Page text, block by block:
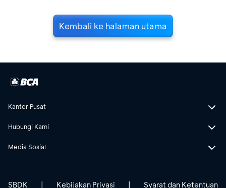
Kembali ke halaman utama
Kantor Pusat
Hubungi Kami
Media Sosial
SBDK Kebijakan Privasi Syarat dan Ketentuan